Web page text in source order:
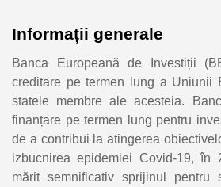
Informații generale
Banca Europeană de Investiții
creditare pe termen lung a Uniunii
statele membre ale acesteia.
finanțare pe termen lung pentru
de a contribui la atingerea
izbucnirea epidemiei Covid-19, în
mărit semnificativ sprijinul pentru